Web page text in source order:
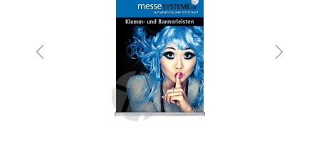
Previous Next